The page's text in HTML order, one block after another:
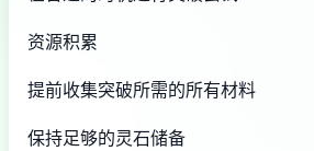
资源积累
提前收集突破所需的所有材料
保持足够的灵石储备